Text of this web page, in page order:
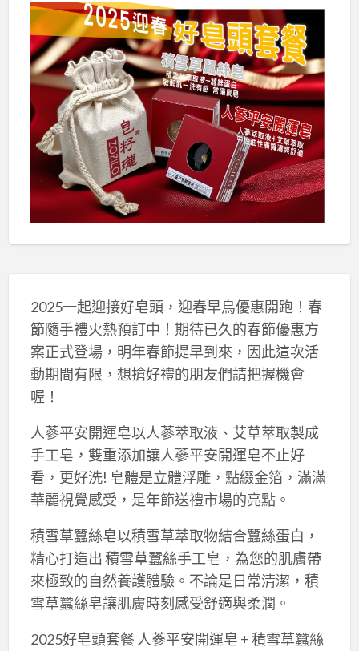
2025一起迎接好皂頭，迎春早鳥優惠開跑！春
節隨手禮火熱預訂中！期待已久的春節優惠方
案正式登場，明年春節提早到來，因此這次活
動期間有限，想搶好禮的朋友們請把握機會
喔！
人蔘平安開運皂以人蔘萃取液、艾草萃取製成
手工皂，雙重添加讓人蔘平安開運皂不止好
看，更好洗! 皂體是立體浮雕，點綴金箔，滿滿
華麗視覺感受，是年節送禮市場的亮點。
積雪草蠶絲皂以積雪草萃取物結合蠶絲蛋白，
精心打造出 積雪草蠶絲手工皂，為您的肌膚帶
來極致的自然養護體驗。不論是日常清潔，積
雪草蠶絲皂讓肌膚時刻感受舒適與柔潤。
2025好皂頭套餐 人蔘平安開運皂 + 積雪草蠶絲